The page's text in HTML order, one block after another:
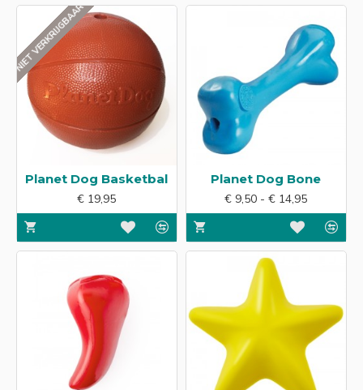
NIET VERKRIJGBAAR
Planet Dog Basketbal
€ 19,95
Planet Dog Bone
€ 9,50 - € 14,95